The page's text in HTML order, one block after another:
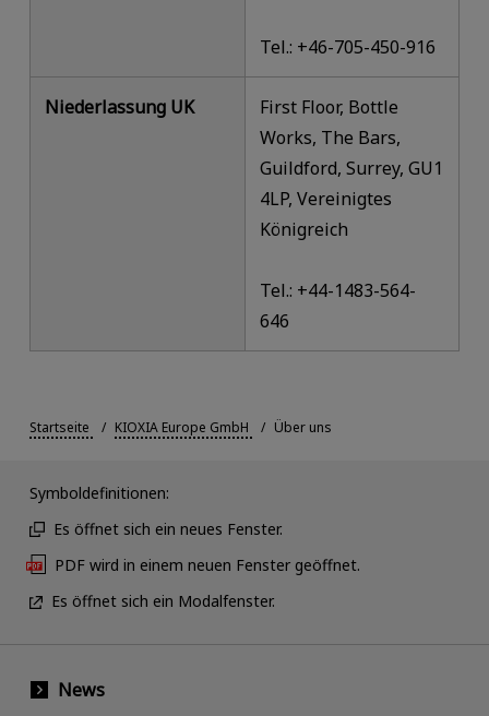
Tel.: +46-705-450-916
Niederlassung UK
First Floor, Bottle
Works, The Bars,
Guildford, Surrey, GU1
4LP, Vereinigtes
Königreich
Tel.: +44-1483-564-
646
Startseite KIOXIA Europe GmbH Über uns
Symboldefinitionen:
Es öffnet sich ein neues Fenster.
PDF wird in einem neuen Fenster geöffnet.
Es öffnet sich ein Modalfenster.
News